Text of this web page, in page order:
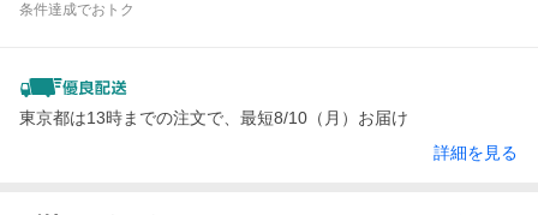
条件達成でおトク
東京都は13時までの注文で、最短8/10（月）お届け
詳細を見る